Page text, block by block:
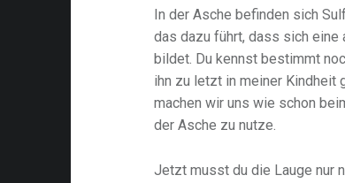
In der Asche befinden sich
das dazu führt, dass sich eine
bildet. Du kennst bestimmt
ihn zu letzt in meiner Kindheit
machen wir uns wie schon
der Asche zu nutze.
Jetzt musst du die Lauge nur